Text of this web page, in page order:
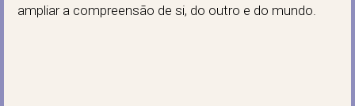
ampliar a compreensão de si, do outro e do mundo.